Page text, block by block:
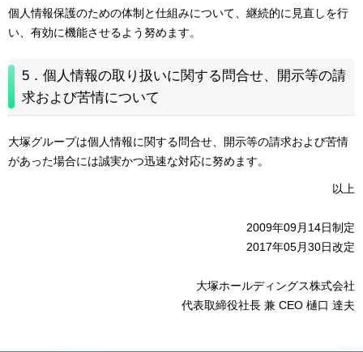
個人情報保護のための体制と仕組みについて、継続的に見直しを行
い、有効に機能させるよう努めます。
5．個人情報の取り扱いに関する問合せ、開示等の請
求および苦情について
大塚グループは個人情報に関する問合せ、開示等の請求および苦情
があった場合には誠実かつ迅速な対応に努めます。
以上
2009年09月14日制定
2017年05月30日改定
大塚ホールディングス株式会社
代表取締役社長 兼 CEO 樋口 達夫